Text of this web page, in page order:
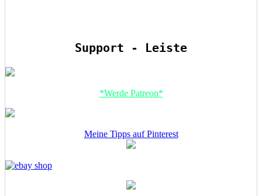
Support - Leiste
*Werde Patreon*
Meine Tipps auf Pinterest